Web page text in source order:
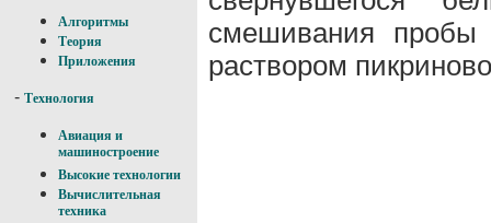
Алгоритмы
Теория
Приложения
- Технология
Авиация и
машиностроение
Высокие технологии
Вычислительная
техника
смешивания
раствором